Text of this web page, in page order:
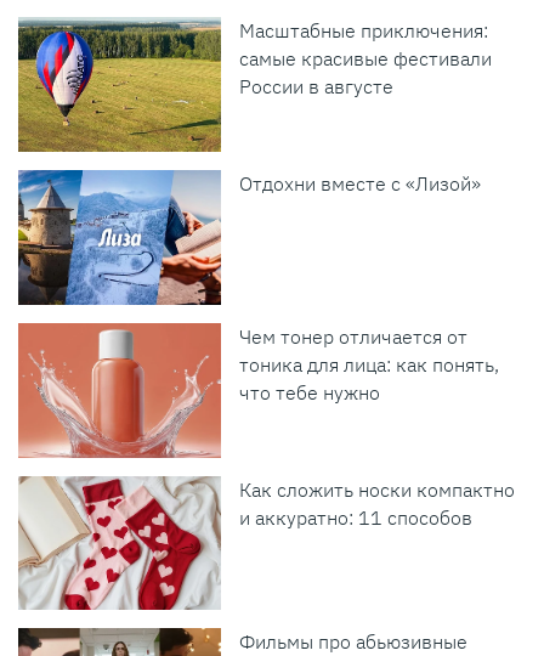
Масштабные приключения:
самые красивые фестивали
России в августе
Отдохни вместе с «Лизой»
Чем тонер отличается от
тоника для лица: как понять,
что тебе нужно
Как сложить носки компактно
и аккуратно: 11 способов
Фильмы про абьюзивные